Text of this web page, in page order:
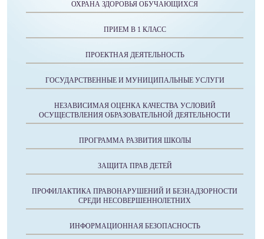
ОХРАНА ЗДОРОВЬЯ ОБУЧАЮЩИХСЯ
ПРИЕМ В 1 КЛАСС
ПРОЕКТНАЯ ДЕЯТЕЛЬНОСТЬ
ГОСУДАРСТВЕННЫЕ И МУНИЦИПАЛЬНЫЕ УСЛУГИ
НЕЗАВИСИМАЯ ОЦЕНКА КАЧЕСТВА УСЛОВИЙ
ОСУЩЕСТВЛЕНИЯ ОБРАЗОВАТЕЛЬНОЙ ДЕЯТЕЛЬНОСТИ
ПРОГРАММА РАЗВИТИЯ ШКОЛЫ
ЗАЩИТА ПРАВ ДЕТЕЙ
ПРОФИЛАКТИКА ПРАВОНАРУШЕНИЙ И БЕЗНАДЗОРНОСТИ
СРЕДИ НЕСОВЕРШЕННОЛЕТНИХ
ИНФОРМАЦИОННАЯ БЕЗОПАСНОСТЬ